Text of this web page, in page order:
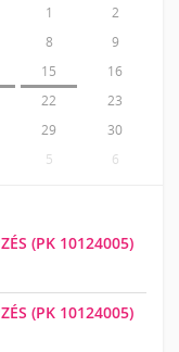
1
2
8
9
15
16
22
23
29
30
5 6
(PK 10124005)
(PK 10124005)